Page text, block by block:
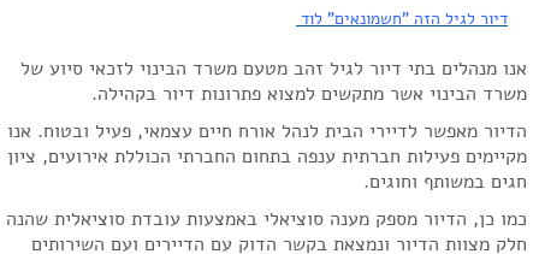
דיור לגיל הזה "חשמונאים" לוד
אנו מנהלים בתי דיור לגיל זהב מטעם משרד הבינוי לזכאי סיוע של
משרד הבינוי אשר מתקשים למצוא פתרונות דיור בקהילה.
הדיור מאפשר לדיירי הבית לנהל אורח חיים עצמאי, פעיל ובטוח. אנו
מקיימים פעילות חברתית ענפה בתחום החברתי הכוללת אירועים, ציון
חגים במשותף וחוגים.
כמו כן, הדיור מספק מענה סוציאלי באמצעות עובדת סוציאלית שהנה
חלק מצוות הדיור ונמצאת בקשר הדוק עם הדיירים ועם השירותים